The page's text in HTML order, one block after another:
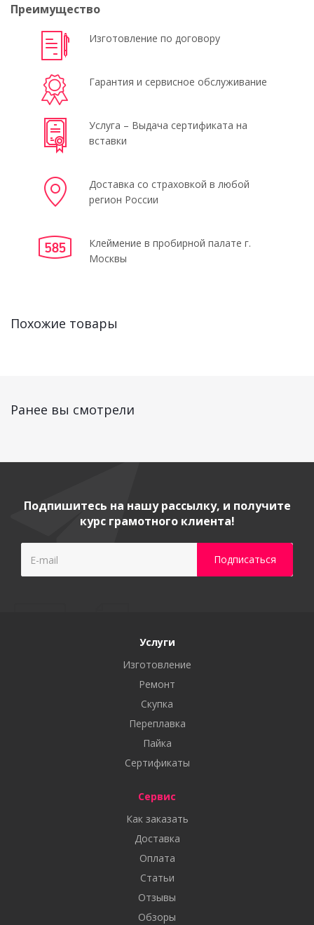
Преимущество
Изготовление по договору
Гарантия и сервисное обслуживание
Услуга – Выдача сертификата на
вставки
Доставка со страховкой в любой
регион России
Клеймение в пробирной палате г.
Москвы
Похожие товары
Ранее вы смотрели
Подпишитесь на нашу рассылку, и получите
курс грамотного клиента!
Услуги
Изготовление
Ремонт
Скупка
Переплавка
Пайка
Сертификаты
Сервис
Как заказать
Доставка
Оплата
Статьи
Отзывы
Обзоры